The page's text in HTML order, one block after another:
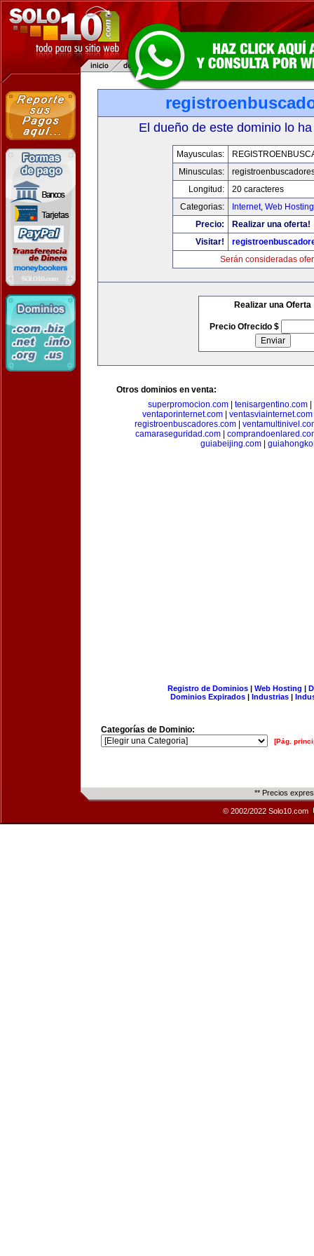
El dueño de este dominio lo
Mayusculas:
Minusculas:
Longitud:
20 caracteres
Categorias:
Internet, Web
Precio:
Realizar una oferta!
Visitar!
Serán consideradas
Realizar una Oferta
Precio Ofrecido $
Otros dominios en venta:
superpromocion.com
tenisargentino.com
ventaporinternet.com
ventasviainternet.com
registroenbuscadores.com
camaraseguridad.com
guiabeijing.com|
Registro de Dominios| Web Hosting |
Dominios Expirados | Industrias |
Categorías de Dominio:
[Pág.
** Precios
© 2002/2022 Solo10.com